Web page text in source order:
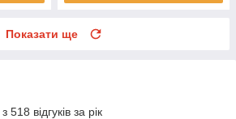
Показати ще
відгуків за рік